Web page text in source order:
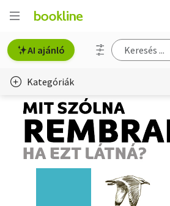
AI ajánló
Kategóriák
Életmód, egészség
Erotika